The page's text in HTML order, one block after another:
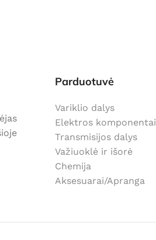
Parduotuvė
Variklio dalys
Elektros komponentai
Transmisijos dalys
Važiuoklė ir išorė
Chemija
Aksesuarai/Apranga